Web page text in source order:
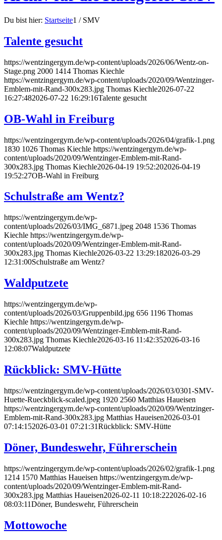
Du bist hier: Startseite1 / SMV
Talente gesucht
https://wentzingergym.de/wp-content/uploads/2026/06/Wentz-on-
Stage.png 2000 1414 Thomas Kiechle
https://wentzingergym.de/wp-content/uploads/2020/09/Wentzinger-
Emblem-mit-Rand-300x283.jpg Thomas Kiechle2026-07-22
16:27:482026-07-22 16:29:16Talente gesucht
OB-Wahl in Freiburg
https://wentzingergym.de/wp-content/uploads/2026/04/grafik-1.png
1830 1026 Thomas Kiechle https://wentzingergym.de/wp-
content/uploads/2020/09/Wentzinger-Emblem-mit-Rand-
300x283.jpg Thomas Kiechle2026-04-19 19:52:202026-04-19
19:52:27OB-Wahl in Freiburg
Schulstraße am Wentz?
https://wentzingergym.de/wp-
content/uploads/2026/03/IMG_6871.jpeg 2048 1536 Thomas
Kiechle https://wentzingergym.de/wp-
content/uploads/2020/09/Wentzinger-Emblem-mit-Rand-
300x283.jpg Thomas Kiechle2026-03-22 13:29:182026-03-29
12:31:00Schulstraße am Wentz?
Waldputzete
https://wentzingergym.de/wp-
content/uploads/2026/03/Gruppenbild.jpg 656 1196 Thomas
Kiechle https://wentzingergym.de/wp-
content/uploads/2020/09/Wentzinger-Emblem-mit-Rand-
300x283.jpg Thomas Kiechle2026-03-16 11:42:352026-03-16
12:08:07Waldputzete
Rückblick: SMV-Hütte
https://wentzingergym.de/wp-content/uploads/2026/03/0301-SMV-
Huette-Rueckblick-scaled.jpeg 1920 2560 Matthias Haueisen
https://wentzingergym.de/wp-content/uploads/2020/09/Wentzinger-
Emblem-mit-Rand-300x283.jpg Matthias Haueisen2026-03-01
07:14:152026-03-01 07:21:31Rückblick: SMV-Hütte
Döner, Bundeswehr, Führerschein
https://wentzingergym.de/wp-content/uploads/2026/02/grafik-1.png
1214 1570 Matthias Haueisen https://wentzingergym.de/wp-
content/uploads/2020/09/Wentzinger-Emblem-mit-Rand-
300x283.jpg Matthias Haueisen2026-02-11 10:18:222026-02-16
08:03:11Döner, Bundeswehr, Führerschein
Mottowoche